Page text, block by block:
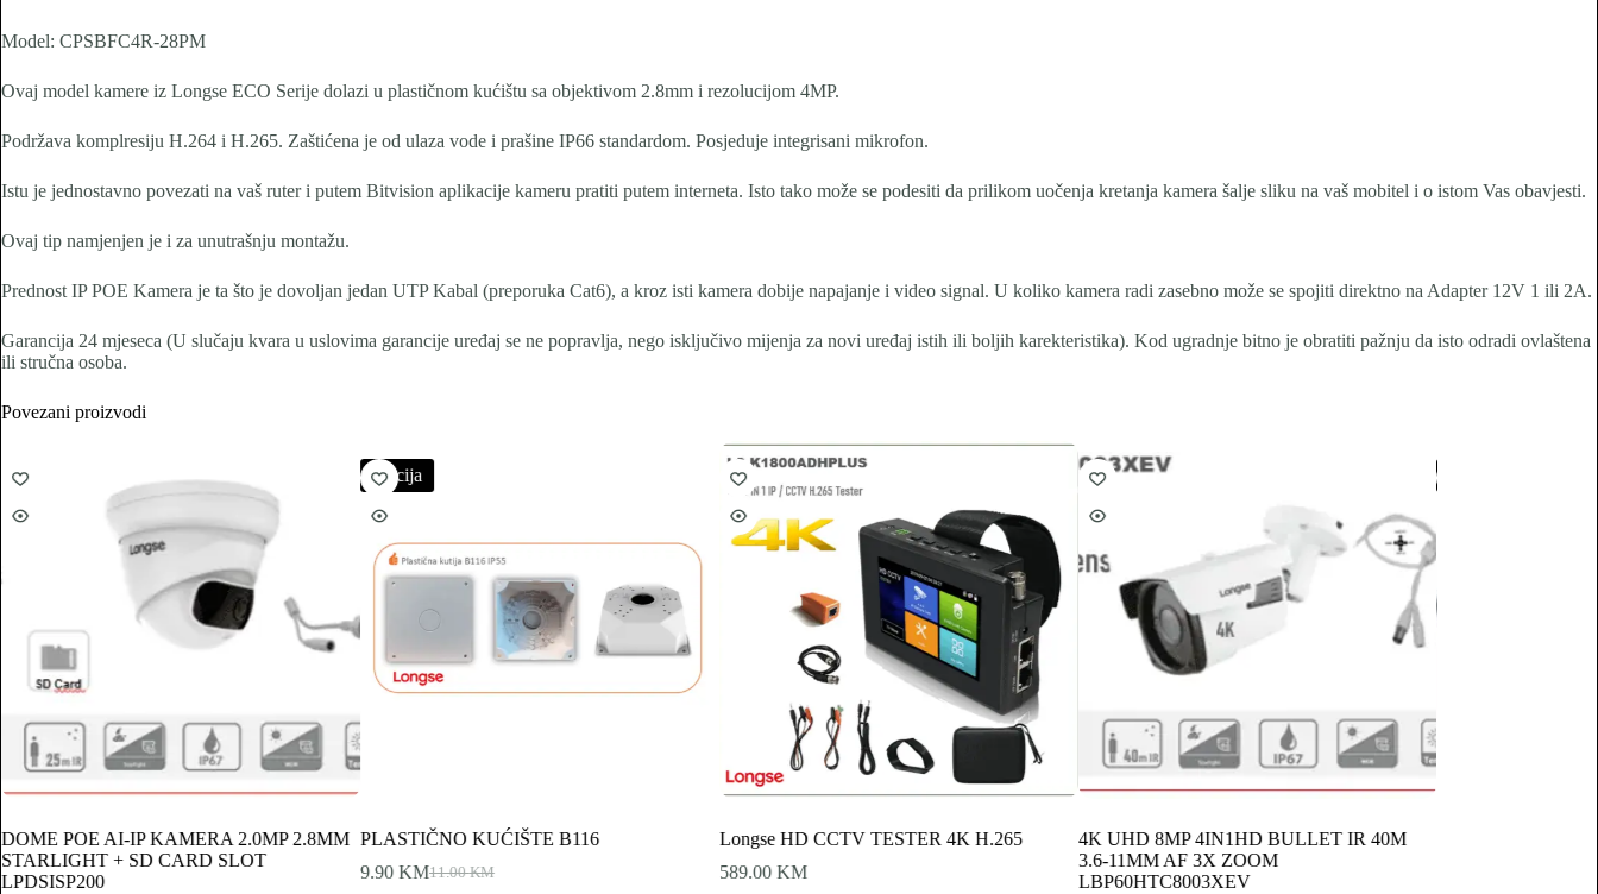
Model: CPSBFC4R-28PM
Ovaj model kamere iz Longse ECO Serije dolazi u plastičnom kućištu sa objektivom 2.8mm i rezolucijom 4MP.
Podržava komplresiju H.264 i H.265. Zaštićena je od ulaza vode i prašine IP66 standardom. Posjeduje integrisani mikrofon.
Istu je jednostavno povezati na vaš ruter i putem Bitvision aplikacije kameru pratiti putem interneta. Isto tako može se podesiti da prilikom uočenja kretanja kamera šalje sliku na vaš mobitel i o istom Vas obavjesti.
Ovaj tip namjenjen je i za unutrašnju montažu.
Prednost IP POE Kamera je ta što je dovoljan jedan UTP Kabal (preporuka Cat6), a kroz isti kamera dobije napajanje i video signal. U koliko kamera radi zasebno može se spojiti direktno na Adapter 12V 1 ili 2A.
Garancija 24 mjeseca (U slučaju kvara u uslovima garancije uređaj se ne popravlja, nego isključivo mijenja za novi uređaj istih ili boljih karekteristika). Kod ugradnje bitno je obratiti pažnju da isto odradi ovlaštena
ili stručna osoba.
Povezani proizvodi
DOME POE AI‐IP KAMERA 2.0MP 2.8MM
STARLIGHT + SD CARD SLOT
LPDSISP200
Akcija
PLASTIČNO KUĆIŠTE B116
11.00KM
Original
9.90 KMCurrent
Longse HD CCTV TESTER 4K H.265
589.00 KM
4K UHD 8MP 4IN1HD BULLET IR 40M
3.6-11MM AF 3X ZOOM
LBP60HTC8003XEV